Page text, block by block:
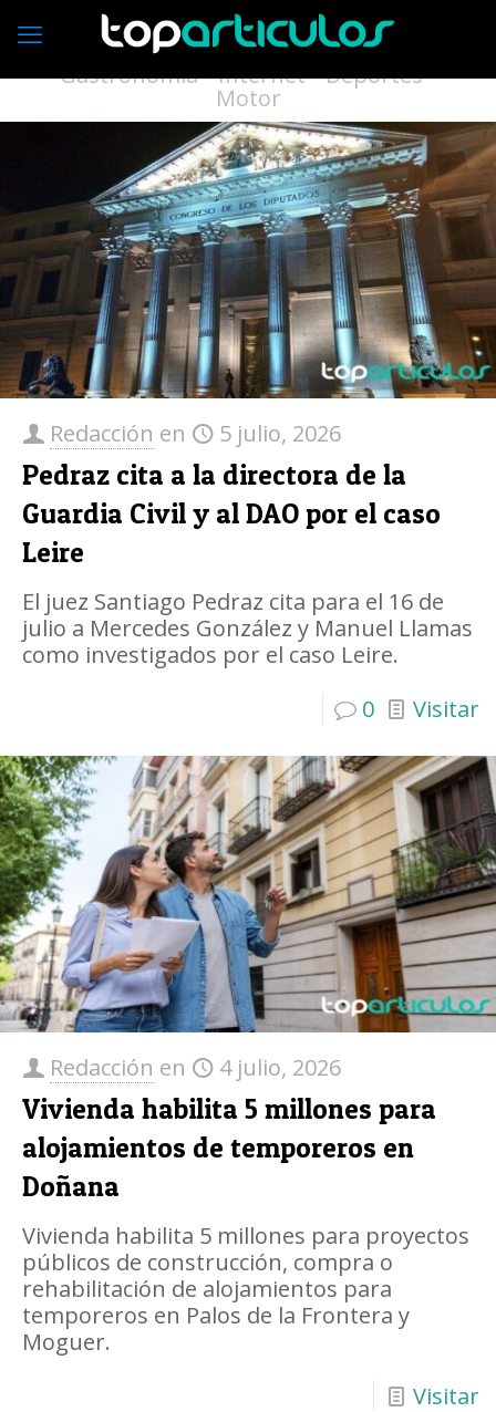
Economía Empresas Vivienda
Moda Turismo Medio ambiente
Gastronomía Internet Deportes
Motor
Redacción en 5 julio, 2026
Pedraz cita a la directora de la
Guardia Civil y al DAO por el caso
Leire
El juez Santiago Pedraz cita para el 16 de
julio a Mercedes González y Manuel Llamas
como investigados por el caso Leire.
0
Visitar
Redacción en 4 julio, 2026
Vivienda habilita 5 millones para
alojamientos de temporeros en
Doñana
Vivienda habilita 5 millones para proyectos
públicos de construcción, compra o
rehabilitación de alojamientos para
temporeros en Palos de la Frontera y
Moguer.
Visitar